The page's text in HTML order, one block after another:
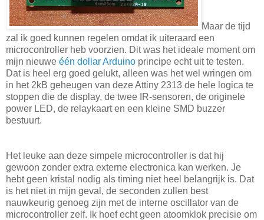
Maar de tijd
zal ik goed kunnen regelen omdat ik uiteraard een
microcontroller heb voorzien. Dit was het ideale moment om
mijn nieuwe één dollar Arduino principe echt uit te testen.
Dat is heel erg goed gelukt, alleen was het wel wringen om
in het 2kB geheugen van deze Attiny 2313 de hele logica te
stoppen die de display, de twee IR-sensoren, de originele
power LED, de relaykaart en een kleine SMD buzzer
bestuurt.
Het leuke aan deze simpele microcontroller is dat hij
gewoon zonder extra externe electronica kan werken. Je
hebt geen kristal nodig als timing niet heel belangrijk is. Dat
is het niet in mijn geval, de seconden zullen best
nauwkeurig genoeg zijn met de interne oscillator van de
microcontroller zelf. Ik hoef echt geen atoomklok precisie om